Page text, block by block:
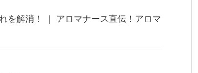
を解消！ ｜ アロマナース直伝！アロマ